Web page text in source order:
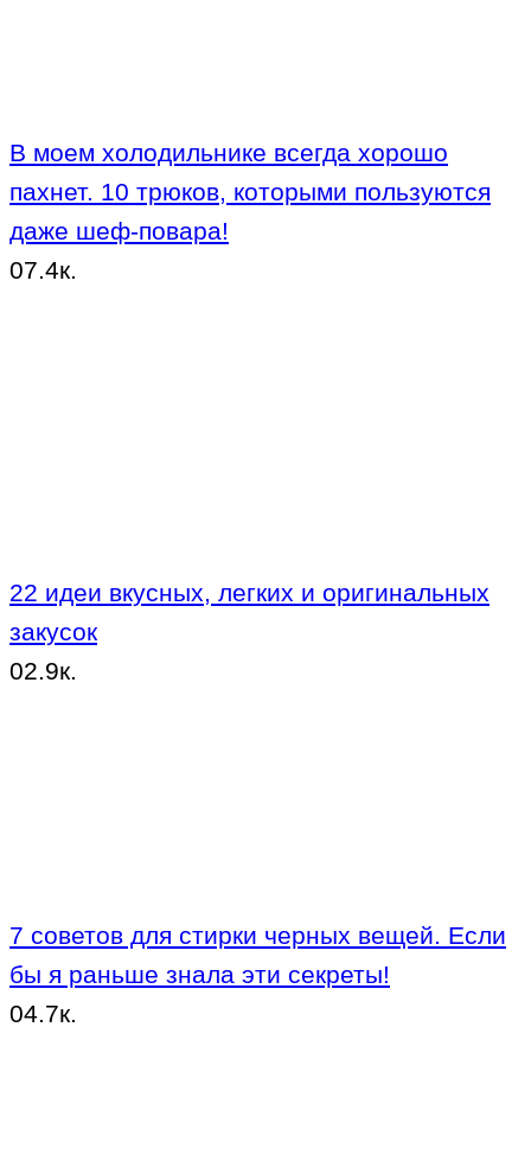
В моем холодильнике всегда хорошо
пахнет. 10 трюков, которыми пользуются
даже шеф-повара!
07.4к.
22 идеи вкусных, легких и оригинальных
закусок
02.9к.
7 советов для стирки черных вещей. Если
бы я раньше знала эти секреты!
04.7к.